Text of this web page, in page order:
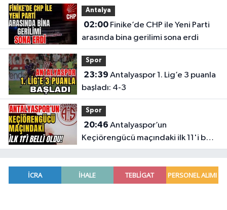
Antalya
02:00Finike’de CHP ile Yeni Parti
arasında bina gerilimi sona erdi
Spor
23:39
başladı: 4-3
Spor
20:46
Keçiörengücü maçındaki ilk 11'i belli
oldu!